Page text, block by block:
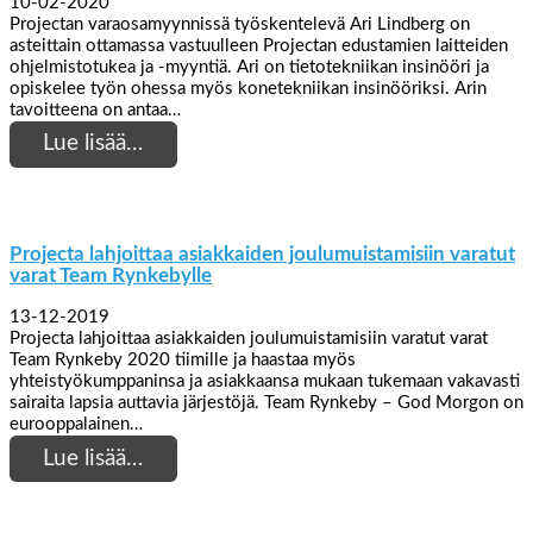
Projectan varaosamyynnissä työskentelevä Ari Lindberg on
asteittain ottamassa vastuulleen Projectan edustamien laitteiden
ohjelmistotukea ja -myyntiä. Ari on tietotekniikan insinööri ja
opiskelee työn ohessa myös konetekniikan insinööriksi. Arin
tavoitteena on antaa…
Lue lisää…
Projecta lahjoittaa asiakkaiden joulumuistamisiin varatut
varat Team Rynkebylle
13-12-2019
Projecta lahjoittaa asiakkaiden joulumuistamisiin varatut varat
Team Rynkeby 2020 tiimille ja haastaa myös
yhteistyökumppaninsa ja asiakkaansa mukaan tukemaan vakavasti
sairaita lapsia auttavia järjestöjä. Team Rynkeby – God Morgon on
eurooppalainen…
Lue lisää…